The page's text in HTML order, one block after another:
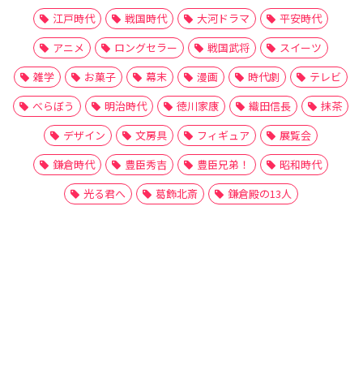
江戸時代 戦国時代 大河ドラマ
平安時代
アニメ
ロングセラー 戦国武将
スイーツ
雑学
お菓子 幕末 漫画 時代劇
テレビ
べらぼう
明治時代 徳川家康 織田信長
抹茶
デザイン
文房具 フィギュア
展覧会
鎌倉時代
豊臣秀吉 豊臣兄弟！
昭和時代
光る君へ
葛飾北斎 鎌倉殿の13人